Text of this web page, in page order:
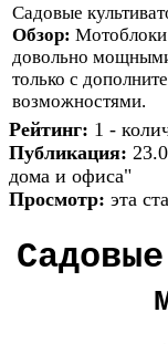
Садовые
Обзор:
довольно мощными
только с
возможностями.
Рейтинг: 1 -
Публикация:
дома и офиса"
Просмотр: эта